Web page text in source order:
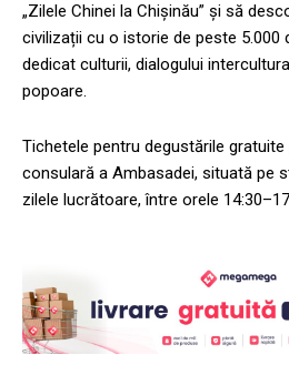
„Zilele Chinei la Chișinău” și să
civilizații cu o istorie de peste 5.000
dedicat culturii, dialogului
popoare.
Tichetele pentru degustările
consulară a Ambasadei, situată pe
zilele lucrătoare, între orele